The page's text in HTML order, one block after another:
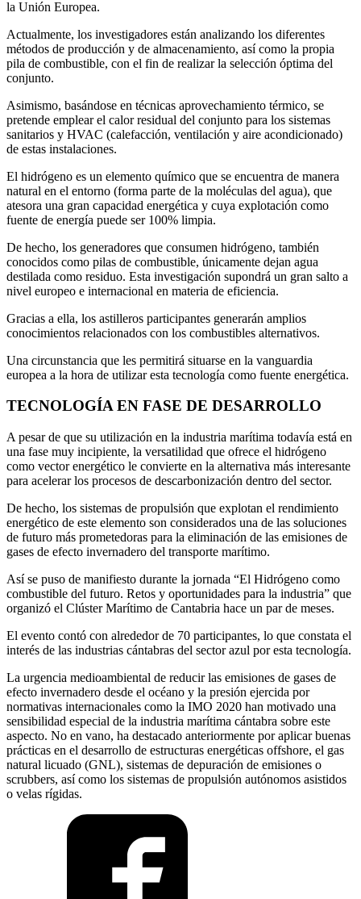
la Unión Europea.
Actualmente, los investigadores están analizando los diferentes
métodos de producción y de almacenamiento, así como la propia
pila de combustible, con el fin de realizar la selección óptima del
conjunto.
Asimismo, basándose en técnicas aprovechamiento térmico, se
pretende emplear el calor residual del conjunto para los sistemas
sanitarios y HVAC (calefacción, ventilación y aire acondicionado)
de estas instalaciones.
El hidrógeno es un elemento químico que se encuentra de manera
natural en el entorno (forma parte de la moléculas del agua), que
atesora una gran capacidad energética y cuya explotación como
fuente de energía puede ser 100% limpia.
De hecho, los generadores que consumen hidrógeno, también
conocidos como pilas de combustible, únicamente dejan agua
destilada como residuo. Esta investigación supondrá un gran salto a
nivel europeo e internacional en materia de eficiencia.
Gracias a ella, los astilleros participantes generarán amplios
conocimientos relacionados con los combustibles alternativos.
Una circunstancia que les permitirá situarse en la vanguardia
europea a la hora de utilizar esta tecnología como fuente energética.
TECNOLOGÍA EN FASE DE DESARROLLO
A pesar de que su utilización en la industria marítima todavía está en
una fase muy incipiente, la versatilidad que ofrece el hidrógeno
como vector energético le convierte en la alternativa más interesante
para acelerar los procesos de descarbonización dentro del sector.
De hecho, los sistemas de propulsión que explotan el rendimiento
energético de este elemento son considerados una de las soluciones
de futuro más prometedoras para la eliminación de las emisiones de
gases de efecto invernadero del transporte marítimo.
Así se puso de manifiesto durante la jornada “El Hidrógeno como
combustible del futuro. Retos y oportunidades para la industria” que
organizó el Clúster Marítimo de Cantabria hace un par de meses.
El evento contó con alrededor de 70 participantes, lo que constata el
interés de las industrias cántabras del sector azul por esta tecnología.
La urgencia medioambiental de reducir las emisiones de gases de
efecto invernadero desde el océano y la presión ejercida por
normativas internacionales como la IMO 2020 han motivado una
sensibilidad especial de la industria marítima cántabra sobre este
aspecto. No en vano, ha destacado anteriormente por aplicar buenas
prácticas en el desarrollo de estructuras energéticas offshore, el gas
natural licuado (GNL), sistemas de depuración de emisiones o
scrubbers, así como los sistemas de propulsión autónomos asistidos
o velas rígidas.